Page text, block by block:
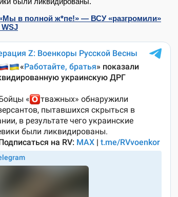
в полной ж*пе!» — ВСУ «разгромили»